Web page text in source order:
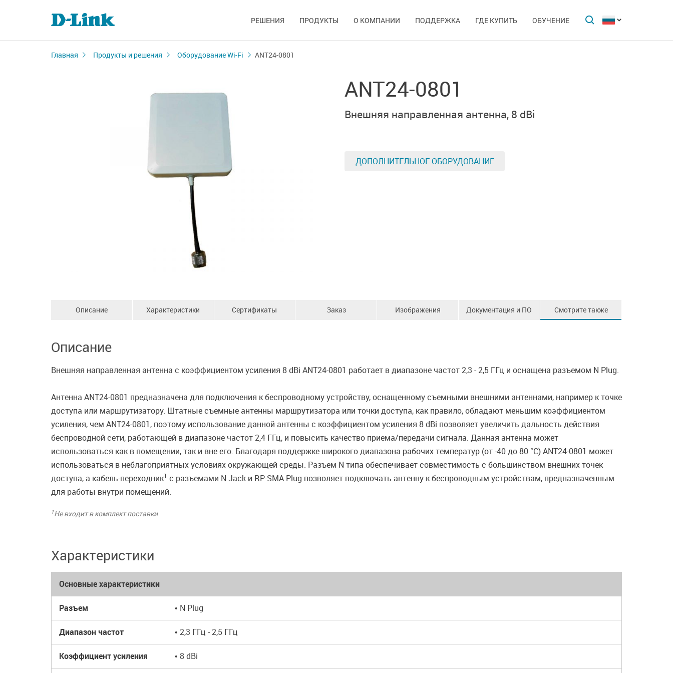
РЕШЕНИЯ ПРОДУКТЫ О КОМПАНИИ ПОДДЕРЖКА ГДЕ КУПИТЬ ОБУЧЕНИЕ
Главная Продукты и решения Оборудование Wi-Fi ANT24-0801
ANT24-0801
Внешняя направленная антенна, 8 dBi
ДОПОЛНИТЕЛЬНОЕ ОБОРУДОВАНИЕ
Описание Характеристики Сертификаты Заказ Изображения Документация и ПО Смотрите также
Описание
Внешняя направленная антенна с коэффициентом усиления 8 dBi ANT24-0801 работает в диапазоне частот 2,3 - 2,5 ГГц и оснащена разъемом N Plug.
Антенна ANT24-0801 предназначена для подключения к беспроводному устройству, оснащенному съемными внешними антеннами, например к точке
доступа или маршрутизатору. Штатные съемные антенны маршрутизатора или точки доступа, как правило, обладают меньшим коэффициентом
усиления, чем ANT24-0801, поэтому использование данной антенны с коэффициентом усиления 8 dBi позволяет увеличить дальность действия
беспроводной сети, работающей в диапазоне частот 2,4 ГГц, и повысить качество приема/передачи сигнала. Данная антенна может
использоваться как в помещении, так и вне его. Благодаря поддержке широкого диапазона рабочих температур (от -40 до 80 °C) ANT24-0801 может
использоваться в неблагоприятных условиях окружающей среды. Разъем N типа обеспечивает совместимость с большинством внешних точек
доступа, а кабель-переходник1 с разъемами N Jack и RP-SMA Plug позволяет подключать антенну к беспроводным устройствам, предназначенным
для работы внутри помещений.
1Не входит в комплект поставки
Характеристики
Основные характеристики
Разъем • N Plug
Диапазон частот • 2,3 ГГц - 2,5 ГГц
Коэффициент усиления • 8 dBi